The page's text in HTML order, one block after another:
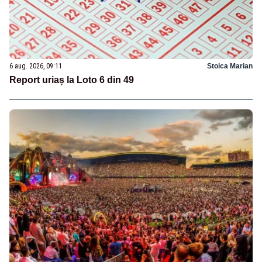
6 aug. 2026, 09:11 Stoica Marian
Report uriaș la Loto 6 din 49